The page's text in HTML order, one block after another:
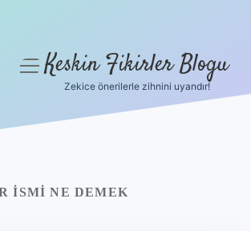
menüyüKeskin Fikirler Blogu
Zekice önerilerle zihnini uyandır!
ISMI NE DEMEK